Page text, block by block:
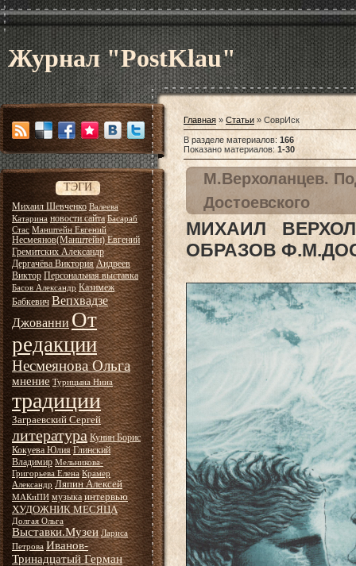
Журнал "PostKlau"
ТЭГИ
Михаил Шевченко Валеева
Катарина новости сайта Басараб
Стас Манштейн Евгений
Несмеянов(Манштейн) Евгений
Гремитских Александр
Дергачёва Виктория Андреев
Виктор Персональная выставка
Басов Александр Казимеж
Бабкевич Вепхвадзе
Джованни От
редакции
Несмеянова Ольга
мнение Турицына Нина
традиции
Заграевский Сергей
литература Кунин Борис
Кокуева Юлия Глинский
Владимир Мельникова-
Григорьева Елена Крамер
Александр Ляпин Алексей
МАКиПИ музыка интервью
ХУДОЖНИК МЕСЯЦА
Долгая Ольга
Выставки.Музеи Лариса
Петрова Иванов-
Тринадцатый Герман
Главная » Статьи » СоврИск
В разделе материалов: 166
Показано материалов:1-30
М.Верхоланцев.
Достоевского
МИХАИЛ
ОБРАЗОВ